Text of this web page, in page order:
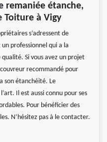
remaniée étanche,
Toiture à Vigy
s’adressent de
professionnel qui a la
Si vous avez un projet
recommandé pour
son étanchéité. Le
Il est aussi connu pour ses
Pour bénéficier des
N’hésitez pas à le contacter.